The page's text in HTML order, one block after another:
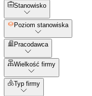
Stanowisko
Poziom stanowiska
Pracodawca
Wielkość firmy
Typ firmy